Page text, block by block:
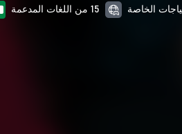
15 من اللغات المدعمة